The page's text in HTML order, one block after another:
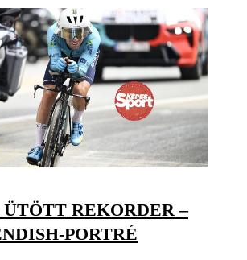
REKORDER –
PORTRÉ